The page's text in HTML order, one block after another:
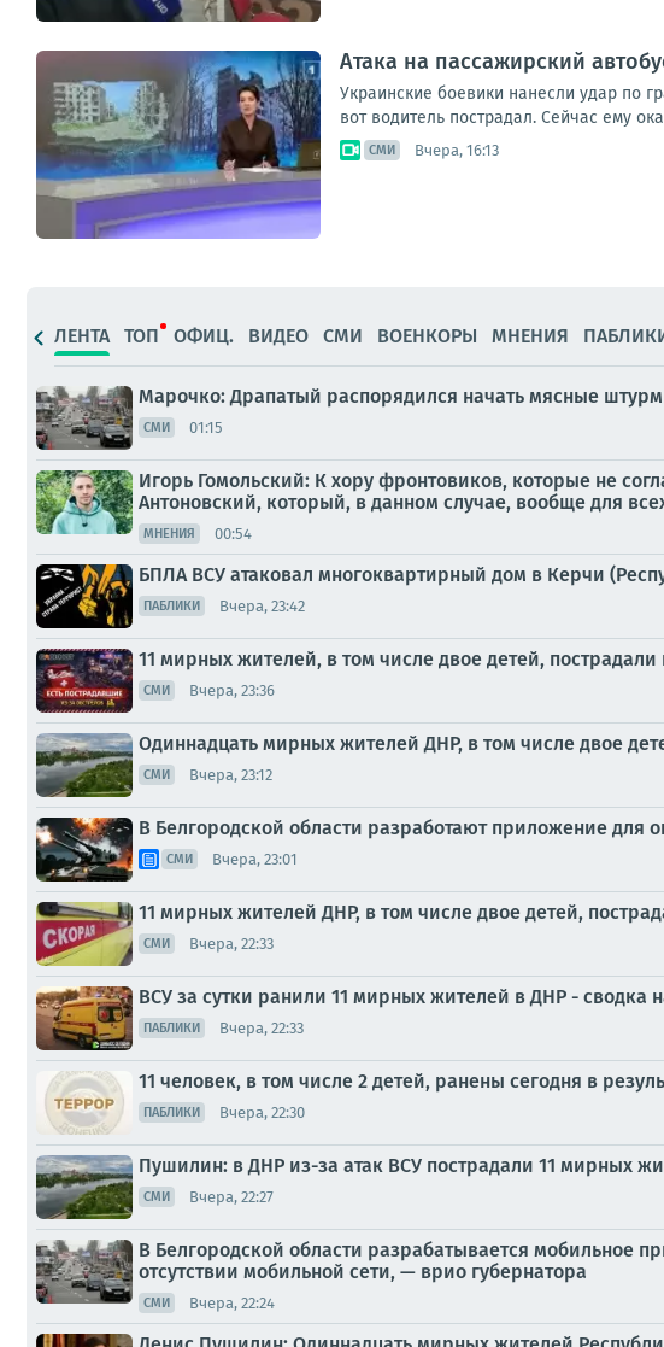
Атака на пассажирский
Украинские боевики нанесли удар по
вот водитель пострадал. Сейчас ему
СМИ Вчера, 16:13
ЛЕНТА ТОП ОФИЦ. ВИДЕО СМИ ВОЕНКОРЫ МНЕНИЯ
Марочко: Драпатый распорядился начать мясные
СМИ 01:15
Игорь Гомольский: К хору фронтовиков, которые не
Антоновский, который, в данном случае, вообще для
МНЕНИЯ 00:54
БПЛА ВСУ атаковал многоквартирный дом в Керчи
ПАБЛИКИ Вчера, 23:42
11 мирных жителей, в том числе двое детей,
СМИ Вчера, 23:36
Одиннадцать мирных жителей ДНР, в том числе двое
СМИ Вчера, 23:12
В Белгородской области разработают приложение для
СМИ Вчера, 23:01
11 мирных жителей ДНР, в том числе двое детей,
СМИ Вчера, 22:33
ВСУ за сутки ранили 11 мирных жителей в ДНР - сводка
ПАБЛИКИ Вчера, 22:33
11 человек, в том числе 2 детей, ранены сегодня в
ПАБЛИКИ Вчера, 22:30
Пушилин: в ДНР из-за атак ВСУ пострадали 11 мирных
СМИ Вчера, 22:27
В Белгородской области разрабатывается мобильное
отсутствии мобильной сети, — врио губернатора
СМИ Вчера, 22:24